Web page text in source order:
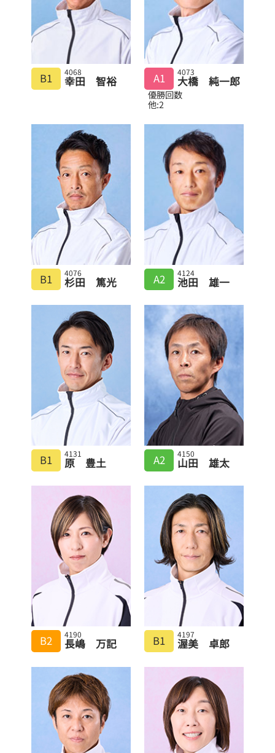
B1 4068
幸田 智裕 A1 4073
大橋 純一郎
優勝回数
他:2
B1 4076
杉田 篤光 A2 4124
池田 雄一
B1 4131
原 豊土 A2 4150
山田 雄太
B2 4190
長嶋 万記 B1 4197
渥美 卓郎